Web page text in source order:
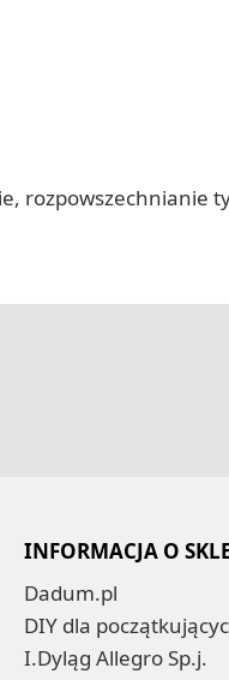
rozpowszechnianie
INFORMACJA O
Dadum.pl
DIY dla
I.Dyląg Allegro Sp.j.